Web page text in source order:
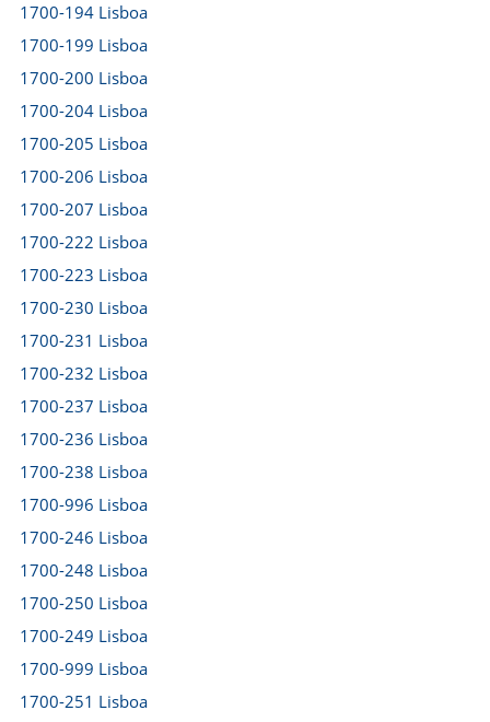
1700-194 Lisboa
1700-199 Lisboa
1700-200 Lisboa
1700-204 Lisboa
1700-205 Lisboa
1700-206 Lisboa
1700-207 Lisboa
1700-222 Lisboa
1700-223 Lisboa
1700-230 Lisboa
1700-231 Lisboa
1700-232 Lisboa
1700-237 Lisboa
1700-236 Lisboa
1700-238 Lisboa
1700-996 Lisboa
1700-246 Lisboa
1700-248 Lisboa
1700-250 Lisboa
1700-249 Lisboa
1700-999 Lisboa
1700-251 Lisboa